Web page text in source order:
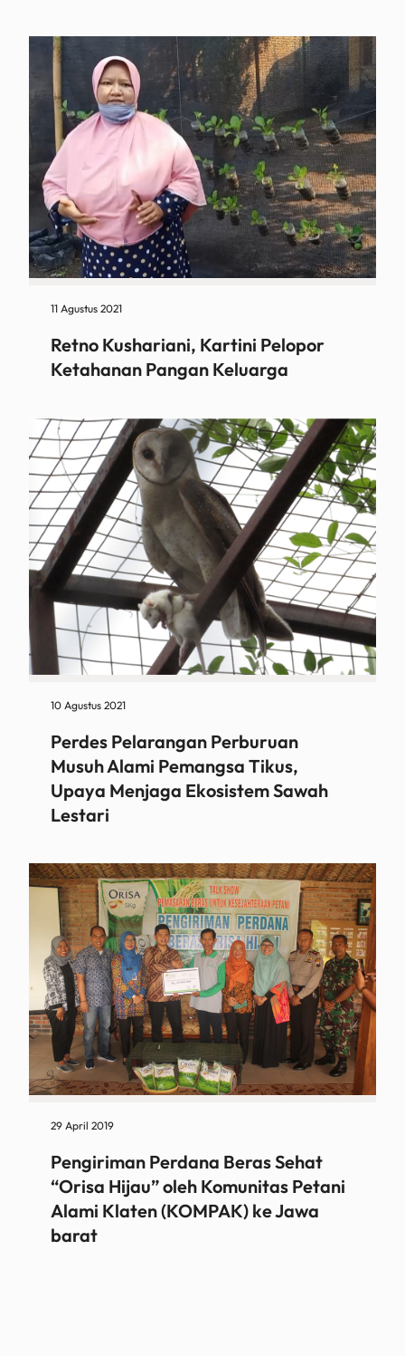
11 Agustus 2021
Retno Kushariani, Kartini Pelopor
Ketahanan Pangan Keluarga
10 Agustus 2021
Perdes Pelarangan Perburuan
Musuh Alami Pemangsa Tikus,
Upaya Menjaga Ekosistem Sawah
Lestari
29 April 2019
Pengiriman Perdana Beras Sehat
“Orisa Hijau” oleh Komunitas Petani
Alami Klaten (KOMPAK) ke Jawa
barat